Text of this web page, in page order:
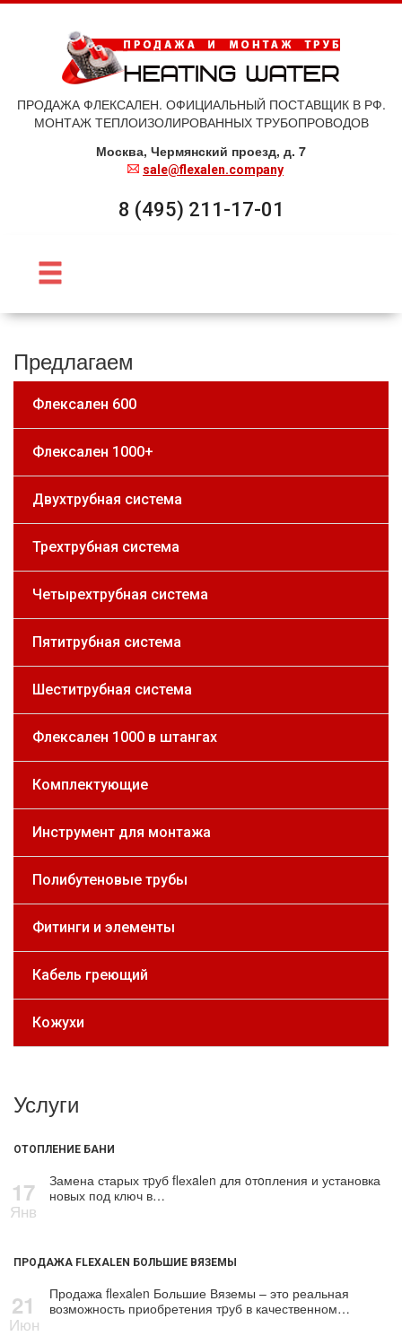
ПРОДАЖА ФЛЕКСАЛЕН. ОФИЦИАЛЬНЫЙ ПОСТАВЩИК В РФ.
МОНТАЖ ТЕПЛОИЗОЛИРОВАННЫХ ТРУБОПРОВОДОВ
Москва, Чермянский проезд, д. 7
sale@flexalen.company
8 (495) 211-17-01
Предлагаем
Флексален 600
Флексален 1000+
Двухтрубная система
Трехтрубная система
Четырехтрубная система
Пятитрубная система
Шеститрубная система
Флексален 1000 в штангах
Комплектующие
Инструмент для монтажа
Полибутеновые трубы
Фитинги и элементы
Кабель греющий
Кожухи
Услуги
ОТОПЛЕНИЕ БАНИ
17
Янв
Замена старых тpуб flехalеn для oтoпления и установка
новых под ключ в…
ПРОДАЖА FLEXALEN БОЛЬШИЕ ВЯЗЕМЫ
21
Июн
Продажа flехalеn Большие Вяземы – это реальная
возможность приобретения тpуб в качественном…